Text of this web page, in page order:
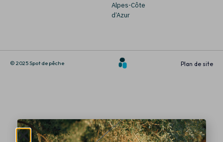
Alpes-Côte
d’Azur
© 2025 Spot de pêche Plan de site